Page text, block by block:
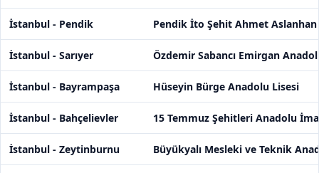
İstanbul - Pendik Pendik İto Şehit Ahmet
İstanbul - Sarıyer Özdemir Sabancı Emirgan
İstanbul - Bayrampaşa Hüseyin Bürge Anadolu Lisesi
İstanbul - Bahçelievler 15 Temmuz Şehitleri Anadolu
İstanbul - Zeytinburnu Büyükyalı Mesleki ve Teknik